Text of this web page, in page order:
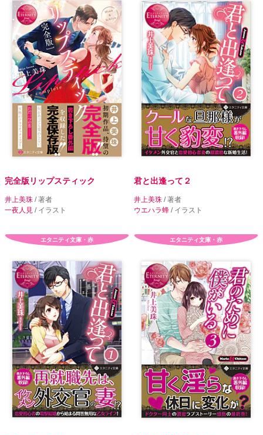
完全版リップスティック
井上美珠 / 著者
一夜人見 / イラスト
君と出逢って２
井上美珠 / 著者
ウエハラ蜂 / イラスト
エタニティ文庫・赤 エタニティ文庫・赤